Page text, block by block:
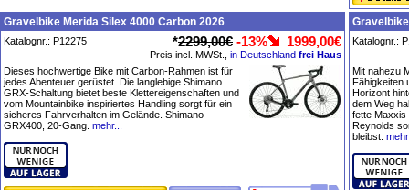
Gravelbike Merida Silex 4000 Carbon 2026
Katalognr.: P12275 *2299,00€ -13% 1999,00€
Preis incl. MWSt., in Deutschland frei Haus
Dieses hochwertige Bike mit Carbon-Rahmen ist für
jedes Abenteuer gerüstet. Die langlebige Shimano
GRX-Schaltung bietet beste Klettereigenschaften und
vom Mountainbike inspiriertes Handling sorgt für ein
sicheres Fahrverhalten im Gelände. Shimano
GRX400, 20-Gang. mehr...
Katalognr.:
Mit nahezu
Fähigkeiten
Horizont
dem Weg
fette
Reynolds
bleibst.